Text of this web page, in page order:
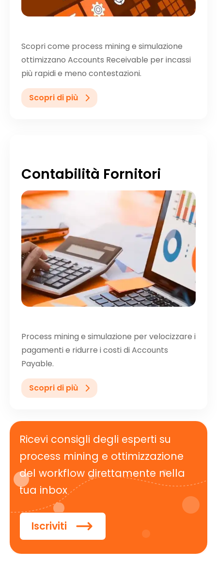
Scopri come process mining e simulazione
ottimizzano Accounts Receivable per incassi
più rapidi e meno contestazioni.
Scopri di più
Contabilità Fornitori
Process mining e simulazione per velocizzare i
pagamenti e ridurre i costi di Accounts
Payable.
Scopri di più
Ricevi consigli degli esperti su
process mining e ottimizzazione
del workflow direttamente nella
tua inbox
Iscriviti